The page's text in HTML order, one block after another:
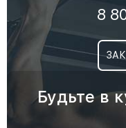
8
Будьте в